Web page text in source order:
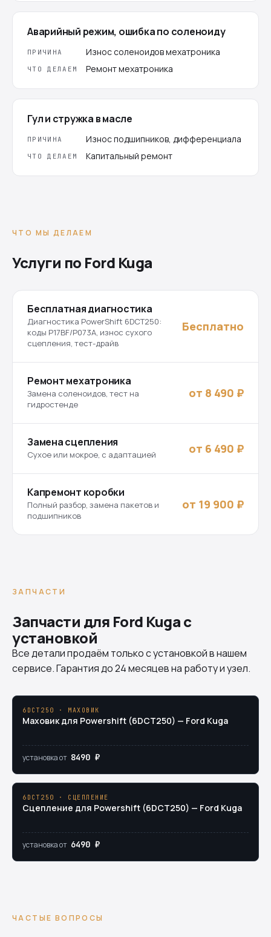
Аварийный режим, ошибка по соленоиду
ПРИЧИНА Износ соленоидов мехатроника
ЧТО ДЕЛАЕМ Ремонт мехатроника
Гул и стружка в масле
ПРИЧИНА Износ подшипников, дифференциала
ЧТО ДЕЛАЕМ Капитальный ремонт
ЧТО МЫ ДЕЛАЕМ
Услуги по Ford Kuga
Бесплатная диагностика
Диагностика PowerShift 6DCT250:
коды P17BF/P073A, износ сухого
сцепления, тест-драйв
Бесплатно
Ремонт мехатроника
Замена соленоидов, тест на
гидростенде
от 8 490 ₽
Замена сцепления
Сухое или мокрое, с адаптацией от 6 490 ₽
Капремонт коробки
Полный разбор, замена пакетов и
подшипников
от 19 900 ₽
ЗАПЧАСТИ
Запчасти для Ford Kuga с
установкой
Все детали продаём только с установкой в нашем
сервисе. Гарантия до 24 месяцев на работу и узел.
6DCT250 · МАХОВИК
Маховик для Powershift (6DCT250) — Ford Kuga
установка от 8490 ₽
6DCT250 · СЦЕПЛЕНИЕ
Сцепление для Powershift (6DCT250) — Ford Kuga
установка от 6490 ₽
ЧАСТЫЕ ВОПРОСЫ